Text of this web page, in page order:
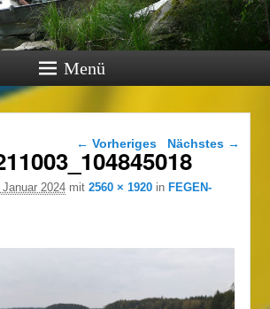
Menü
Bilder-Navigation
← Vorheriges Nächstes →
Januar 2024mit 2560 × 1920in FEGEN-